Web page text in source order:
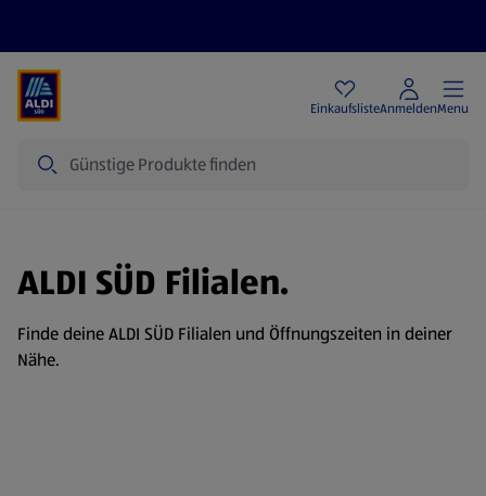
EinkaufslisteAnmeldenMenu
ALDI SÜD Filialen.
Finde deine ALDI SÜD Filialen und Öffnungszeiten in deiner
Nähe.